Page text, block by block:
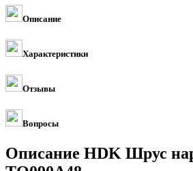
Описание
Характеристики
Отзывы
Вопросы
Описание HDK Шрус